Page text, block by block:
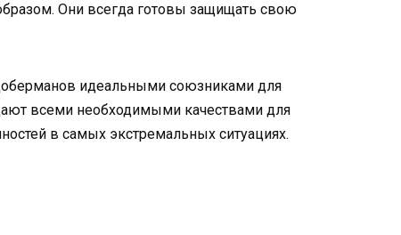
Они всегда готовы защищать свою
идеальными союзниками для
всеми необходимыми качествами для
в самых экстремальных ситуациях.